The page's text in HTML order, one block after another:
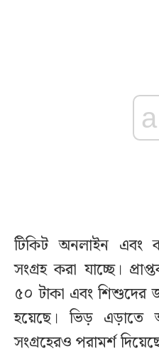
টিকিট অনলাইন এবং
সংগ্রহ করা যাচ্ছে।
৫০ টাকা এবং শিশুদের
হয়েছে। ভিড় এড়াতে
সংগ্রহেরও পরামর্শ